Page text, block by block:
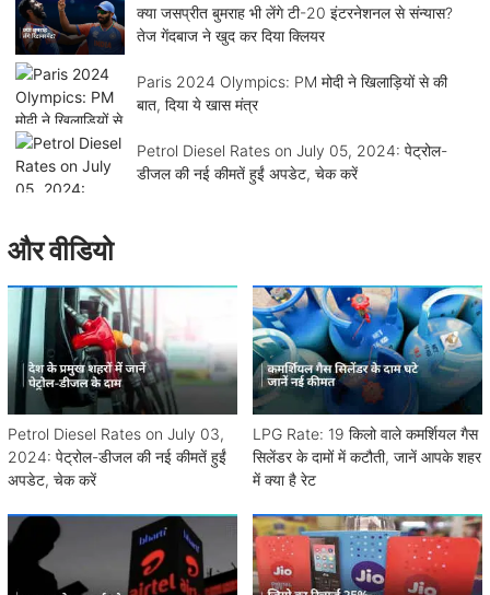
क्या जसप्रीत बुमराह भी लेंगे टी-20 इंटरनेशनल से संन्यास?
तेज गेंदबाज ने खुद कर दिया क्लियर
Paris 2024 Olympics: PM मोदी ने खिलाड़ियों से की
बात, दिया ये खास मंत्र
Petrol Diesel Rates on July 05, 2024: पेट्रोल-
डीजल की नई कीमतें हुईं अपडेट, चेक करें
और वीडियो
Petrol Diesel Rates on July 03,
2024: पेट्रोल-डीजल की नई कीमतें हुईं
अपडेट, चेक करें
LPG Rate: 19 किलो वाले कमर्शियल गैस
सिलेंडर के दामों में कटौती, जानें आपके शहर
में क्या है रेट